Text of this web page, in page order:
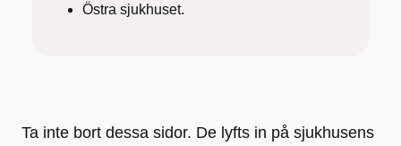
Östra sjukhuset.
Ta inte bort dessa sidor. De lyfts in på sjukhusens